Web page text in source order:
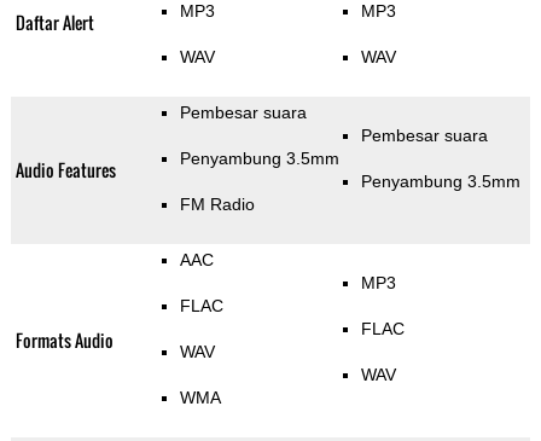
Daftar Alert MP3
WAV
MP3
WAV
Audio Features
Pembesar suara
Penyambung 3.5mm
FM Radio
Pembesar suara
Penyambung 3.5mm
Formats Audio
AAC
FLAC
WAV
WMA
MP3
FLAC
WAV